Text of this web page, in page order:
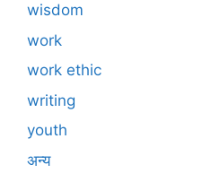
wisdom
work
work ethic
writing
youth
अन्य